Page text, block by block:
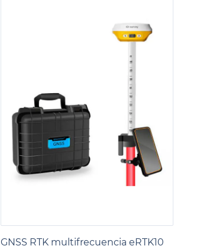
GNSS RTK multifrecuencia eRTK10